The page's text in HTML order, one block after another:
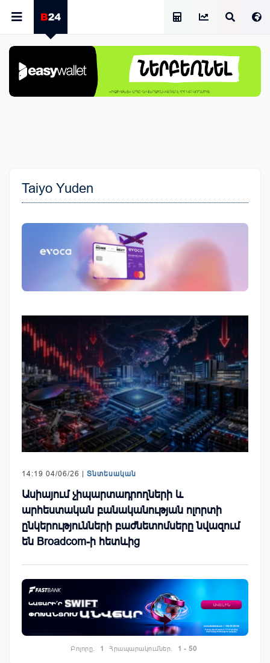
Taiyo Yuden
14:19 04/06/26 | Տնտեսական
Ասիայում չիպարտադրողների և
արհեստական բանականության ոլորտի
ընկերությունների բաժնետոմսերը նվազում
են Broadcom-ի հետևից
Բոլորը. 1 Հրապարակումներ. 1 - 50